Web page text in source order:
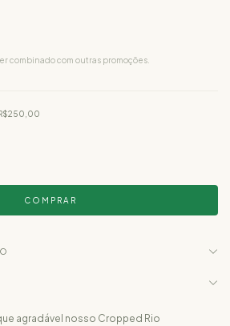
combinado com outras promoções.
agradável nosso Cropped Rio